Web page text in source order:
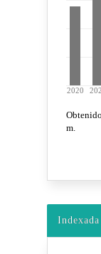
Indexada